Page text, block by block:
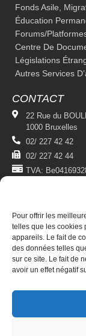
Pour offrir les
telles que les cookies
appareils. Le fait de
des données telles
sur ce site. Le fait de
avoir un effet négatif
Fonds Asile,
Éducation
Forums/
Centre De
Législations
Autres Services
CONTACT
22 Rue du
1000 Bruxelles
02/ 227 42 42
02/ 227 42 44
TVA:
MENTIONS
Politique De
Conditions
S'ABONNER
Newsletter